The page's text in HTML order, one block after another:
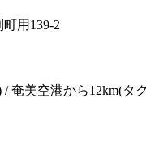
用139-2
奄美空港から12km(タ